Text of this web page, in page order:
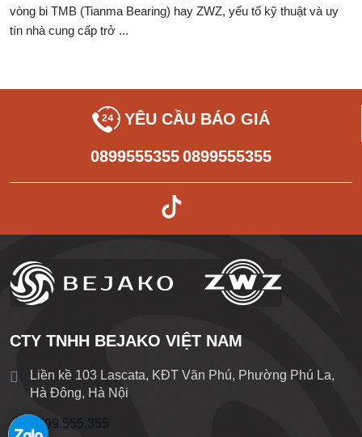
vòng bi TMB (Tianma Bearing) hay ZWZ, yếu tố kỹ thuật và uy
tín nhà cung cấp trở ...
YÊU CẦU BÁO GIÁ
08995553550899555355
CTY TNHH BEJAKO VIỆT NAM
Liền kề 103 Lascata, KĐT Văn Phú, Phường Phú La,
Hà Đông, Hà Nội
0899.555.355